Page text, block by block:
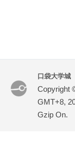
口袋大学城
Copyright
GMT+8,
Gzip On.